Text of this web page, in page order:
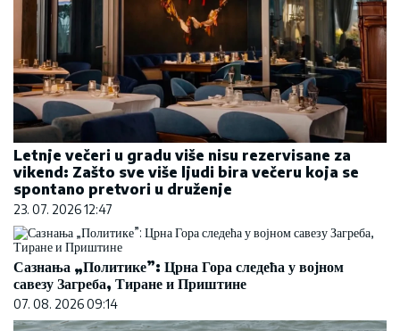
Letnje večeri u gradu više nisu rezervisane za
vikend: Zašto sve više ljudi bira večeru koja se
spontano pretvori u druženje
23. 07. 2026 12:47
Сазнања „Политике”: Црна Гора следећа у војном
савезу Загреба, Тиране и Приштине
07. 08. 2026 09:14